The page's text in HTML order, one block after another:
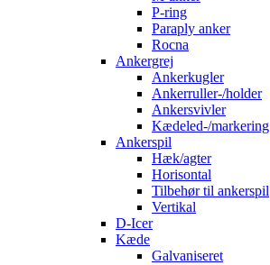
P-ring
Paraply anker
Rocna
Ankergrej
Ankerkugler
Ankerruller-/holder
Ankersvivler
Kædeled-/markering
Ankerspil
Hæk/agter
Horisontal
Tilbehør til ankerspil
Vertikal
D-Icer
Kæde
Galvaniseret